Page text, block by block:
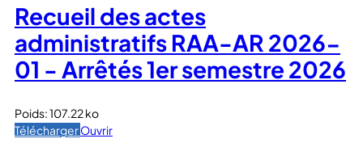
Recueil des actes
administratifs RAA-AR 2026-
01 - Arrêtés 1er semestre 2026
Poids:107.22 ko
TéléchargerOuvrir